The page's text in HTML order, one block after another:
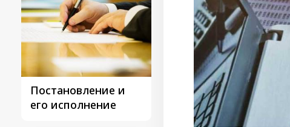
Постановление и
его исполнение
Поездки
Президента